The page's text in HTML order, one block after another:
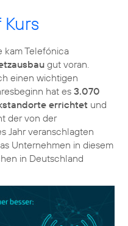
kam Telefónica
gut voran.
einen wichtigen
hat es 3.070
errichtet und
der von der
Jahr veranschlagten
Unternehmen in diesem
in Deutschland